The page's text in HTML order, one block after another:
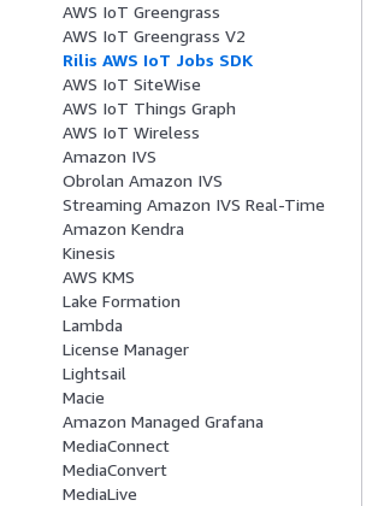
AWS IoT Greengrass
AWS IoT Greengrass V2
Rilis AWS IoT Jobs SDK
AWS IoT SiteWise
AWS IoT Things Graph
AWS IoT Wireless
Amazon IVS
Obrolan Amazon IVS
Streaming Amazon IVS Real-Time
Amazon Kendra
Kinesis
AWS KMS
Lake Formation
Lambda
License Manager
Lightsail
Macie
Amazon Managed Grafana
MediaConnect
MediaConvert
MediaLive